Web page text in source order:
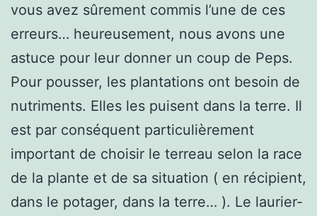
vous avez sûrement commis l’une de ces
erreurs… heureusement, nous avons une
astuce pour leur donner un coup de Peps.
Pour pousser, les plantations ont besoin de
nutriments. Elles les puisent dans la terre. Il
est par conséquent particulièrement
important de choisir le terreau selon la race
de la plante et de sa situation ( en récipient,
dans le potager, dans la terre… ). Le laurier-